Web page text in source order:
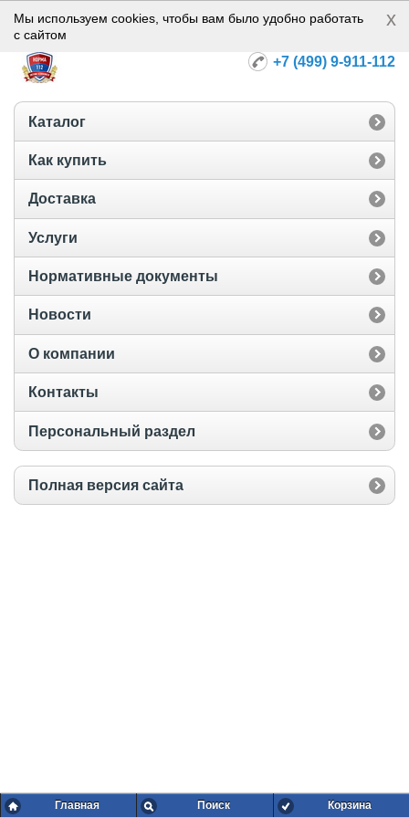
Норма-112
+7 (499) 9-911-112
Каталог
Как купить
Доставка
Услуги
Нормативные документы
Новости
О компании
Контакты
Персональный раздел
Полная версия сайта
Главная Поиск Корзина
Мы используем cookies, чтобы вам было удобно работать
с сайтом
x